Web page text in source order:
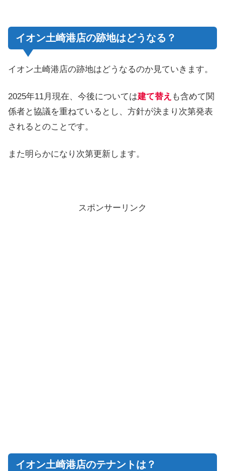
イオン土崎港店の跡地はどうなる？
イオン土崎港店の跡地はどうなるのか見ていきます。
2025年11月現在、今後については建て替え も含めて関
係者と協議を重ねているとし、方針が決まり次第発表
されるとのことです。
また明らかになり次第更新します。
スポンサーリンク
イオン土崎港店のテナントは？